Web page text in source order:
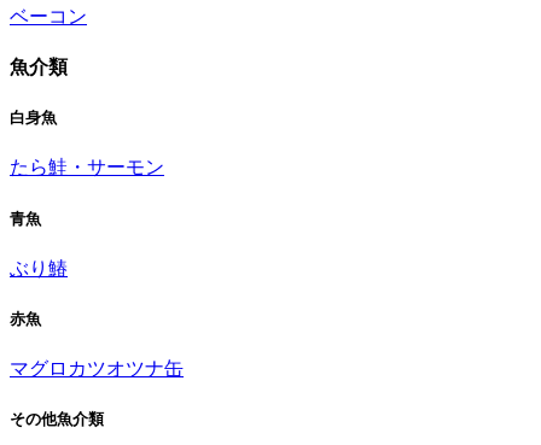
ベーコン
魚介類
白身魚
たら鮭・サーモン
青魚
ぶり 鰆
赤魚
マグロ カツオツナ缶
その他魚介類